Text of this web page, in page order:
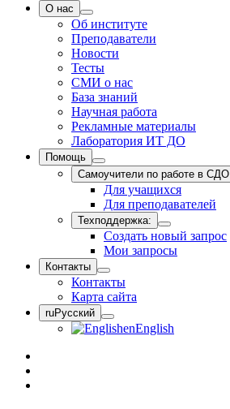
О нас
Об институте
Преподаватели
Новости
Тесты
СМИ о нас
База знаний
Научная работа
Рекламные материалы
Лаборатория ИТ ДО
Помощь
Самоучители по работе в СДО
Для учащихся
Для преподавателей
Техподдержка:
Создать новый запрос
Мои запросы
Контакты
Контакты
Карта сайта
ruРусский
enEnglish